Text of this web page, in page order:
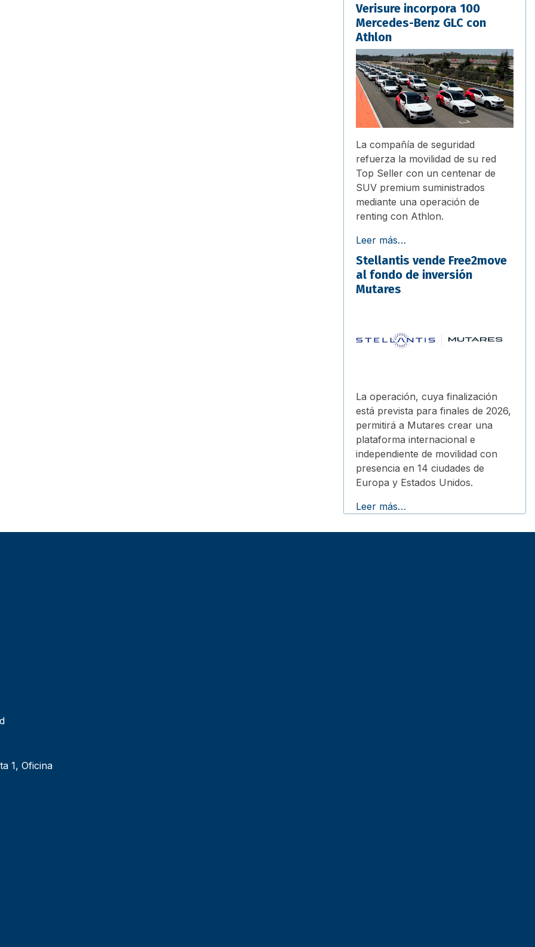
Verisure incorpora 100
Mercedes-Benz GLC con
Athlon
La compañía de seguridad
refuerza la movilidad de su red
Top Seller con un centenar de
SUV premium suministrados
mediante una operación de
renting con Athlon.
Leer más…
Stellantis vende Free2move
al fondo de inversión
Mutares
La operación, cuya finalización
está prevista para finales de 2026,
permitirá a Mutares crear una
plataforma internacional e
independiente de movilidad con
presencia en 14 ciudades de
Europa y Estados Unidos.
Leer más…
1, Oficina